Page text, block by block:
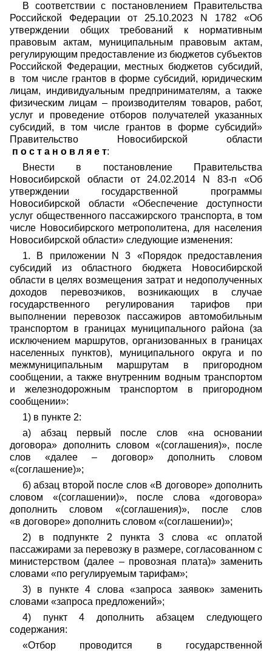
В соответствии с постановлением Правительства
Российской Федерации от 25.10.2023 N 1782 «Об
утверждении общих требований к нормативным
правовым актам, муниципальным правовым актам,
регулирующим предоставление из бюджетов субъектов
Российской Федерации, местных бюджетов субсидий,
в том числе грантов в форме субсидий, юридическим
лицам, индивидуальным предпринимателям, а также
физическим лицам – производителям товаров, работ,
услуг и проведение отборов получателей указанных
субсидий, в том числе грантов в форме субсидий»
Правительство Новосибирской области
п о с т а н о в л я е т:
Внести в постановление Правительства
Новосибирской области от 24.02.2014 N 83-п «Об
утверждении государственной программы
Новосибирской области «Обеспечение доступности
услуг общественного пассажирского транспорта, в том
числе Новосибирского метрополитена, для населения
Новосибирской области» следующие изменения:
1. В приложении N 3 «Порядок предоставления
субсидий из областного бюджета Новосибирской
области в целях возмещения затрат и недополученных
доходов перевозчиков, возникающих в случае
государственного регулирования тарифов при
выполнении перевозок пассажиров автомобильным
транспортом в границах муниципального района (за
исключением маршрутов, организованных в границах
населенных пунктов), муниципального округа и по
межмуниципальным маршрутам в пригородном
сообщении, а также внутренним водным транспортом
и железнодорожным транспортом в пригородном
сообщении»:
1) в пункте 2:
а) абзац первый после слов «на основании
договора» дополнить словом «(соглашения)», после
слов «далее – договор» дополнить словом
«(соглашение)»;
б) абзац второй после слов «В договоре» дополнить
словом «(соглашении)», после слова «договора»
дополнить словом «(соглашения)», после слов
«в договоре» дополнить словом «(соглашении)»;
2) в подпункте 2 пункта 3 слова «с оплатой
пассажирами за перевозку в размере, согласованном с
министерством (далее – провозная плата)» заменить
словами «по регулируемым тарифам»;
3) в пункте 4 слова «запроса заявок» заменить
словами «запроса предложений»;
4) пункт 4 дополнить абзацем следующего
содержания:
«Отбор проводится в государственной